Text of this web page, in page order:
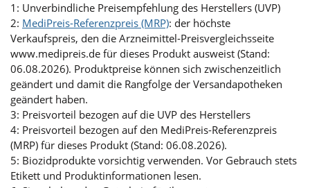
1: Unverbindliche Preisempfehlung des Herstellers (UVP)
2: MediPreis-Referenzpreis (MRP): der höchste
Verkaufspreis, den die Arzneimittel-Preisvergleichsseite
www.medipreis.de für dieses Produkt ausweist (Stand:
06.08.2026). Produktpreise können sich zwischenzeitlich
geändert und damit die Rangfolge der Versandapotheken
geändert haben.
3: Preisvorteil bezogen auf die UVP des Herstellers
4: Preisvorteil bezogen auf den MediPreis-Referenzpreis
(MRP) für dieses Produkt (Stand: 06.08.2026).
5: Biozidprodukte vorsichtig verwenden. Vor Gebrauch stets
Etikett und Produktinformationen lesen.